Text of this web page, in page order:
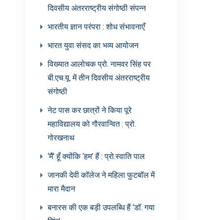
दिवसीय अंतरराष्ट्रीय संगोष्ठी संपन्न
भारतीय ज्ञान परंपरा : शोध संभावनाएँ
भारत युवा संसद का भव्य आयोजन
विख्यात आलोचक प्रो. नामवर सिंह पर
बी.एच.यू. में तीन दिवसीय अंतरराष्ट्रीय
संगोष्ठी
नेट पास कर छात्रों ने किया पूरे
महाविद्यालय को गौरवान्वित : प्रो.
गोरखनाथ
‘मैं’ हूँ क्योंकि ‘हम’ हैं : प्रो.स्वाति पाल
जानकी देवी कॉलेज ने महिला फुटबॉल में
मारा मैदान
बनारस की एक बड़ी उपलब्धि हैं ‘डॉ. गया